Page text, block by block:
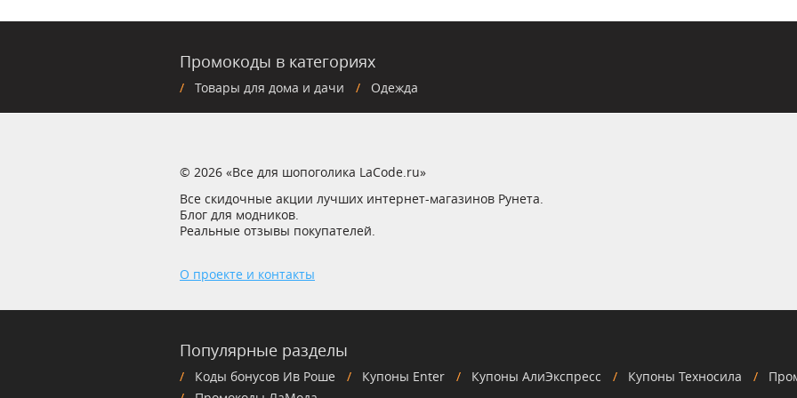
Промокоды в категориях
Товары для дома и дачи Одежда
© 2026 «Все для шопоголика LaCode.ru»
Все скидочные акции лучших интернет-магазинов Рунета.
Блог для модников.
Реальные отзывы покупателей.
О проекте и контакты
Популярные разделы
Коды бонусов Ив Роше Купоны Enter Купоны АлиЭкспресс Купоны Техносила